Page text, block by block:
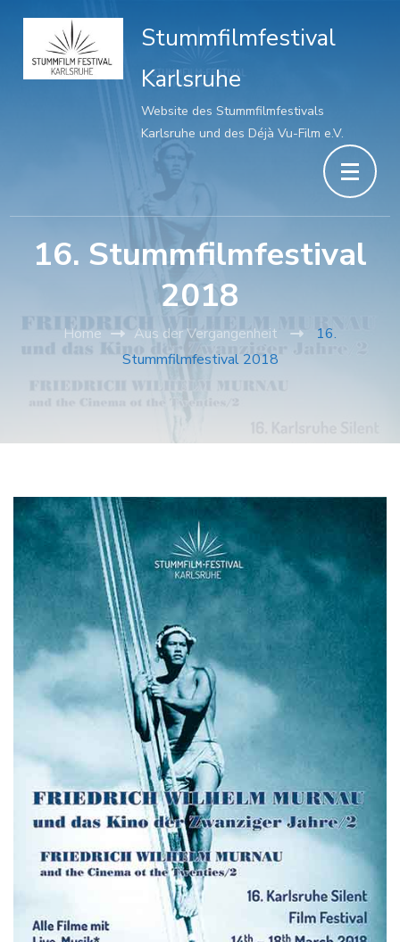
Stummfilmfestival
Karlsruhe
Website des Stummfilmfestivals
Karlsruhe und des Déjà Vu-Film e.V.
16. Stummfilmfestival
2018
Home Aus der Vergangenheit
16.
Stummfilmfestival 2018